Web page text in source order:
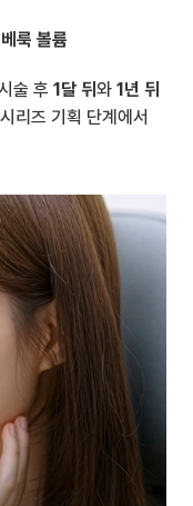
룩 볼륨
술 후 1달 뒤와 1년 뒤
리즈 기획 단계에서